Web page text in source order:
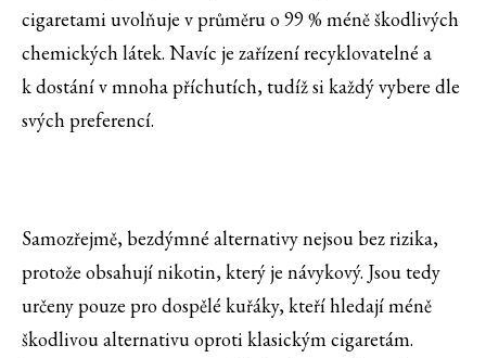
cigaretami uvolňuje v průměru o 99 % méně škodlivých
chemických látek. Navíc je zařízení recyklovatelné a
k dostání v mnoha příchutích, tudíž si každý vybere dle
svých preferencí.
Samozřejmě, bezdýmné alternativy nejsou bez rizika,
protože obsahují nikotin, který je návykový. Jsou tedy
určeny pouze pro dospělé kuřáky, kteří hledají méně
škodlivou alternativu oproti klasickým cigaretám.